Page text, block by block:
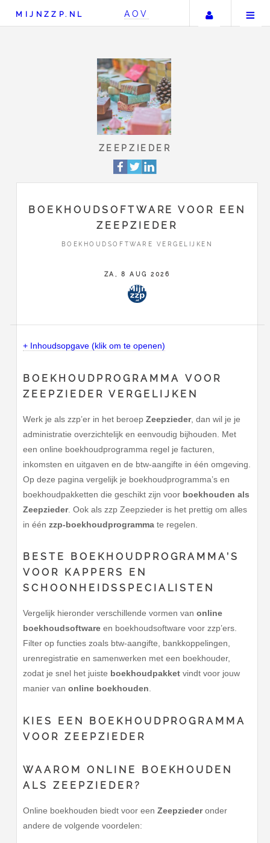
MIJNZZP.NL AOV Uw
ZEEPZIEDER
BOEKHOUDSOFTWARE VOOR EEN
ZEEPZIEDER
BOEKHOUDSOFTWARE VERGELIJKEN
ZA, 8 AUG 2026
+ Inhoudsopgave (klik om te openen)
BOEKHOUDPROGRAMMA VOOR
ZEEPZIEDER VERGELIJKEN
Werk je als zzp’er in het beroepZeepzieder, dan wil je je
administratie overzichtelijk en eenvoudig bijhouden. Met
een online boekhoudprogramma regel je facturen,
inkomsten en uitgaven en de btw-aangifte in één omgeving.
Op deze pagina vergelijk je boekhoudprogramma’s en
boekhoudpakketten die geschikt zijn voor boekhouden als
Zeepzieder. Ook als zzp Zeepzieder is het prettig om alles
in éénzzp-boekhoudprogramma te regelen.
BESTE BOEKHOUDPROGRAMMA’S
VOOR KAPPERS EN
SCHOONHEIDSSPECIALISTEN
Vergelijk hieronder verschillende vormen vanonline
boekhoudsoftware en boekhoudsoftware voor zzp’ers.
Filter op functies zoals btw-aangifte, bankkoppelingen,
urenregistratie en samenwerken met een boekhouder,
zodat je snel het juiste boekhoudpakket vindt voor jouw
manier vanonline boekhouden
KIES EEN BOEKHOUDPROGRAMMA
VOORZEEPZIEDER
WAAROM ONLINE BOEKHOUDEN
ALS ZEEPZIEDER?
Online boekhouden biedt voor eenZeepziederonder
andere de volgende voordelen: